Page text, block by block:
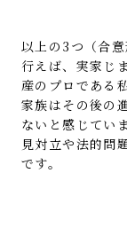
以上の3つ（合
行えば、実家じ
産のプロである
家族はその後の
ないと感じてい
見対立や法的問
です。